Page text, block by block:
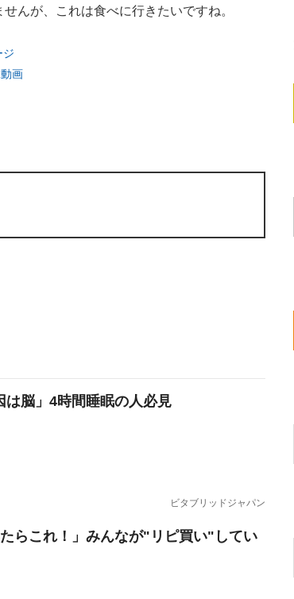
んが、これは食べに行きたいですね。
ジ
画
は脳」4時間睡眠の人必見
ビタブリッドジャパン
たらこれ！」みんなが"リピ買い"してい